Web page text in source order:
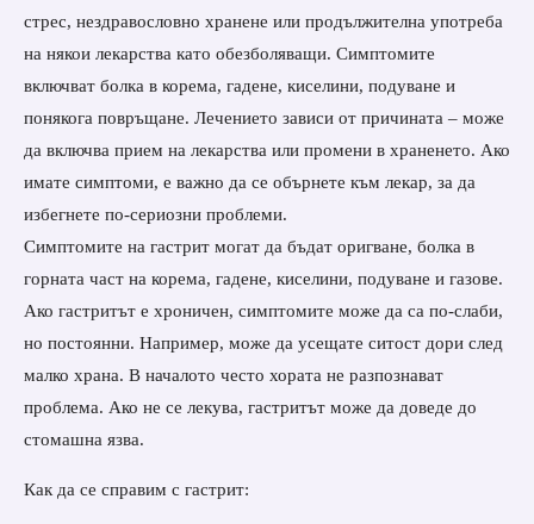
стрес, нездравословно хранене или продължителна употреба
на някои лекарства като обезболяващи. Симптомите
включват болка в корема, гадене, киселини, подуване и
понякога повръщане. Лечението зависи от причината – може
да включва прием на лекарства или промени в храненето. Ако
имате симптоми, е важно да се обърнете към лекар, за да
избегнете по-сериозни проблеми.
Симптомите на гастрит могат да бъдат оригване, болка в
горната част на корема, гадене, киселини, подуване и газове.
Ако гастритът е хроничен, симптомите може да са по-слаби,
но постоянни. Например, може да усещате ситост дори след
малко храна. В началото често хората не разпознават
проблема. Ако не се лекува, гастритът може да доведе до
стомашна язва.
Как да се справим с гастрит: